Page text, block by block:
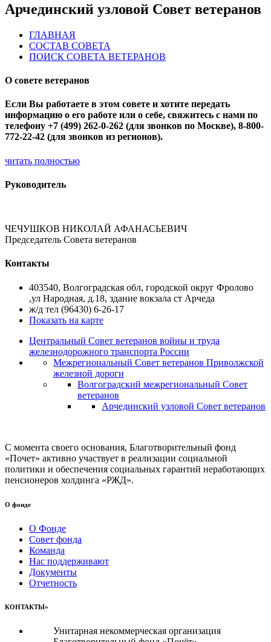
Арчединский узловой Совет ветеранов
ГЛАВНАЯ
СОСТАВ СОВЕТА
ПОИСК СОВЕТА ВЕТЕРАНОВ
О совете ветеранов
Если Вы работаете в этом совете и хотите передать
информацию о его работе или о себе, свяжитесь с нами по
телефону +7 (499) 262-0-262 (для звонков по Москве), 8-800-
772-22-42 (для звонков из регионов).
читать полностью
Руководитель
ЧЕЧУШКОВ НИКОЛАЙ АФАНАСЬЕВИЧ
Председатель Совета ветеранов
Контакты
403540, Волгоградская обл, городской округ Фролово
,ул Народная, д.18, здание вокзала ст Арчеда
ж/д тел (96430) 6-26-17
Показать на карте
Центральный Совет ветеранов войны и труда
железнодорожного транспорта России
Межрегиональный Совет ветеранов Приволжской
железной дороги
Волгоградский межрегиональный Совет
ветеранов
Арчединский узловой Совет ветеранов
С момента своего основания, Благотворительный фонд
«Почет» активно участвует в реализации социальной
политики и обеспечения социальных гарантий неработающих
пенсионеров холдинга «РЖД».
О фонде
О Фонде
Совет фонда
Команда
Нас поддерживают
Документы
Отчетность
КОНТАКТЫ»
Унитарная некоммерческая организация